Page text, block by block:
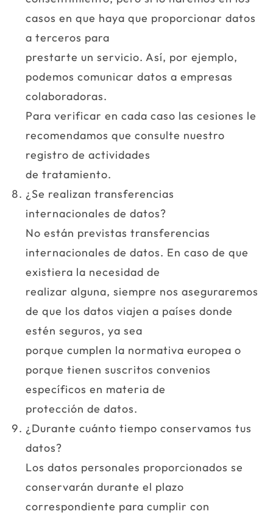
casos en que haya que proporcionar datos
a terceros para
prestarte un servicio. Así, por ejemplo,
podemos comunicar datos a empresas
colaboradoras.
Para verificar en cada caso las cesiones le
recomendamos que consulte nuestro
registro de actividades
de tratamiento.
¿Se realizan transferencias
internacionales de datos?
No están previstas transferencias
internacionales de datos. En caso de que
existiera la necesidad de
realizar alguna, siempre nos aseguraremos
de que los datos viajen a países donde
estén seguros, ya sea
porque cumplen la normativa europea o
porque tienen suscritos convenios
específicos en materia de
protección de datos.
¿Durante cuánto tiempo conservamos tus
datos?
Los datos personales proporcionados se
conservarán durante el plazo
correspondiente para cumplir con